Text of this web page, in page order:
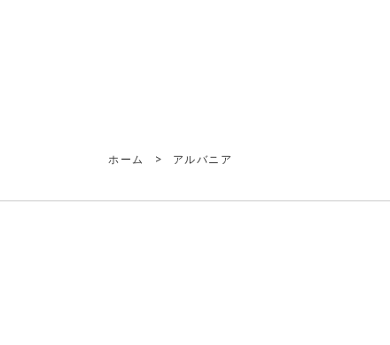
ホーム > アルバニア